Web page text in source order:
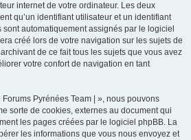
internet de votre ordinateur. Les deux
qu’un identifiant utilisateur et un identifiant
automatiquement assignés par le logiciel
créé lors de votre navigation sur les sujets de
de ce fait tous les sujets que vous avez
votre confort de navigation en tant
Pyrénées Team | », nous pouvons
sorte de cookies, externes au document qui
les pages créées par le logiciel phpBB. La
les informations que vous nous envoyez et